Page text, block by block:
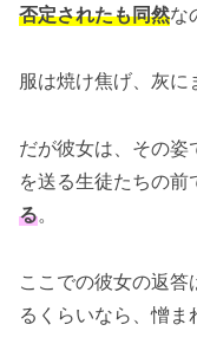
否定されたも同然な
服は焼け焦げ、灰に
だが彼女は、その
を送る生徒たちの前
る。
ここでの彼女の返
るくらいなら、憎ま